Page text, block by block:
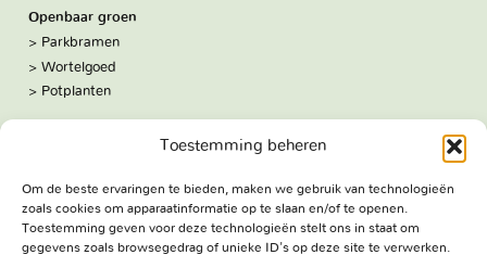
Toestemming beheren
Om de beste ervaringen te bieden, maken we gebruik van technologieën
zoals cookies om apparaatinformatie op te slaan en/of te openen.
Toestemming geven voor deze technologieën stelt ons in staat om
gegevens zoals browsegedrag of unieke ID's op deze site te verwerken.
Openbaar groen
Parkbramen
Wortelgoed
Potplanten
Volg ons:
Facebook
Bezoekadres